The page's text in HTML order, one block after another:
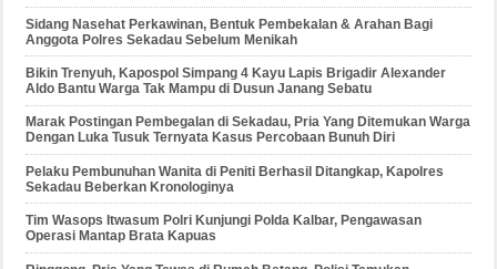
Sidang Nasehat Perkawinan, Bentuk Pembekalan & Arahan Bagi
Anggota Polres Sekadau Sebelum Menikah
Bikin Trenyuh, Kapospol Simpang 4 Kayu Lapis Brigadir Alexander
Aldo Bantu Warga Tak Mampu di Dusun Janang Sebatu
Marak Postingan Pembegalan di Sekadau, Pria Yang Ditemukan Warga
Dengan Luka Tusuk Ternyata Kasus Percobaan Bunuh Diri
Pelaku Pembunuhan Wanita di Peniti Berhasil Ditangkap, Kapolres
Sekadau Beberkan Kronologinya
Tim Wasops Itwasum Polri Kunjungi Polda Kalbar, Pengawasan
Operasi Mantap Brata Kapuas